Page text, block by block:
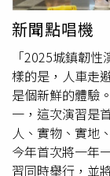
新聞點唱機
「2025城鎮韌
樣的是，人車走
是個新鮮的體驗
一，這次演習是
人、實物、實地
今年首次將一年
習同時舉行，並